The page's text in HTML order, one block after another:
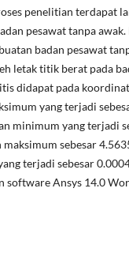
penelitian terdapat
pesawat tanpa
badan pesawat
letak titik berat pada
didapat pada
yang terjadi
minimum yang terjadi
maksimum sebesar
terjadi sebesar
software Ansys 14.0